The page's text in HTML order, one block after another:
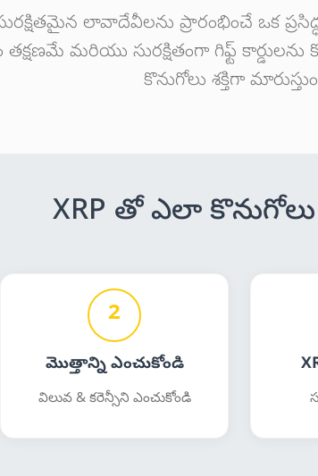
లావాదేవీలను ప్రారంభించే ఒక
తక్షణమే మరియు సురక్షితంగా గిఫ్ట్
కొనుగోలు శక్తిగా
XRP తో ఎలా
2
మొత్తాన్ని ఎంచుకోండి
విలువ & కరెన్సీని ఎంచుకోండి